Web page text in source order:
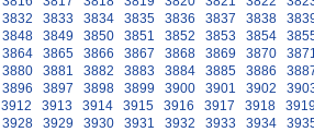
3832 3833 3834 3835 3836 3837 3838
3848 3849 3850 3851 3852 3853 3854
3864 3865 3866 3867 3868 3869 3870
3880 3881 3882 3883 3884 3885 3886
3896 3897 3898 3899 3900 3901 3902
3912 3913 3914 3915 3916 3917 3918
3928 3929 3930 3931 3932 3933 3934